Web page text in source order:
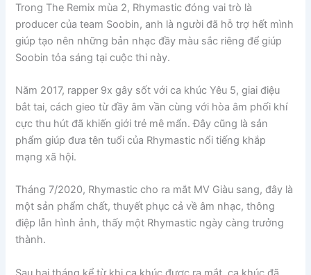
Trong The Remix mùa 2, Rhymastic đóng vai trò là
producer của team Soobin, anh là người đã hỗ trợ hết mình
giúp tạo nên những bản nhạc đầy màu sắc riêng để giúp
Soobin tỏa sáng tại cuộc thi này.
Năm 2017, rapper 9x gây sốt với ca khúc Yêu 5, giai điệu
bắt tai, cách gieo từ đầy âm vần cùng với hòa âm phối khí
cực thu hút đã khiến giới trẻ mê mẩn. Đây cũng là sản
phẩm giúp đưa tên tuổi của Rhymastic nổi tiếng khắp
mạng xã hội.
Tháng 7/2020, Rhymastic cho ra mắt MV Giàu sang, đây là
một sản phẩm chất, thuyết phục cả về âm nhạc, thông
điệp lẫn hình ảnh, thấy một Rhymastic ngày càng trưởng
thành.